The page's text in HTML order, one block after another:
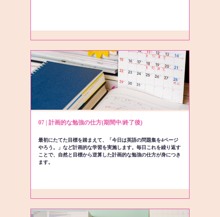
07 | 計画的な勉強の仕方(期間中/終了後)
最初にたてた目標を踏まえて、「今日は英語の問題集を4ページ
やろう。」など計画的な学習を実施します。毎日これを繰り返す
ことで、自然と目標から逆算した計画的な勉強の仕方が身につき
ます。